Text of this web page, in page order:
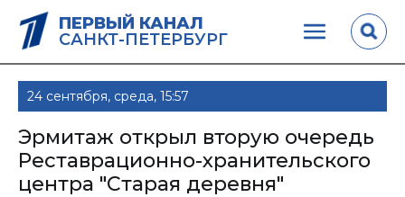
ПЕРВЫЙ КАНАЛ
САНКТ-ПЕТЕРБУРГ
24 сентября, среда, 15:57
Эрмитаж открыл вторую очередь
Реставрационно-хранительского
центра "Старая деревня"